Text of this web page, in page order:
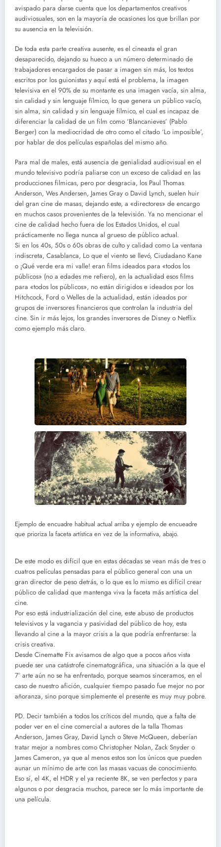
avispado para darse cuenta que los departamentos creativos
audiviosuales, son en la mayoría de ocasiones los que brillan por
su ausencia en la televisión.
De toda esta parte creativa ausente, es el cineasta el gran
desaparecido, dejando su hueco a un número determinado de
trabajadores encargados de pasar a imagen sin más, los textos
escritos por los guionistas y aquí está el problema, la imagen
televisiva en el 90% de su montante es una imagen vacía, sin alma,
sin calidad y sin lenguaje fílmico, lo que genera un público vacío,
sin alma, sin calidad y sin lenguaje fílmico, el cual es incapaz de
diferenciar la calidad de un film como ‘Blancanieves’ (Pablo
Berger) con la mediocridad de otro como el citado ‘Lo imposible’,
por hablar de dos películas españolas del mismo año.
Para mal de males, está ausencia de genialidad audiovisual en el
mundo televisivo podría paliarse con un exceso de calidad en las
producciones filmicas, pero por desgracia, los Paul Thomas
Anderson, Wes Andersen, James Gray o David Lynch, suelen huir
del gran cine de masas, dejando este, a «directores» de encargo
en muchos casos provenientes de la televisión. Ya no mencionar el
cine de calidad hecho fuera de los Estados Unidos, el cual
prácticamente no llega nunca al grueso de público actual.
Si en los 40s, 50s o 60s obras de culto y calidad como La ventana
indiscreta, Casablanca, Lo que el viento se llevó, Ciudadano Kane
o ¡Qué verde era mi valle! eran films ideados para «todos los
públicos» (no a edades me refiero), en la actualidad esos films
para «todos los públicos», no están dirigidos e ideados por los
Hitchcock, Ford o Welles de la actualidad, están ideados por
grupos de inversores financieros que controlan la industria del
cine. Sin ir más lejos, los grandes inversores de Disney o Netflix
como ejemplo más claro.
Ejemplo de encuadre habitual actual arriba y ejemplo de encueadre
que prioriza la faceta artística en vez de la informativa, abajo.
De este modo es difícil que en estas décadas se vean más de tres o
cuatros películas pensadas para el público general con una un
gran director de peso detrás, o lo que es lo mismo es difícil crear
público de calidad que mantenga viva la faceta más artística del
cine.
Por eso está industrialización del cine, este abuso de productos
televisivos y la vagancia y pasividad del público de hoy, esta
llevando al cine a la mayor crisis a la que podría enfrentarse: la
crisis creativa.
Desde Cinematte Fix avisamos de algo que a pocos años vista
puede ser una catástrofe cinematográfica, una situación a la que el
7° arte aún no se ha enfrentado, porque seamos sinceramos, en el
caso de nuestro afición, cualquier tiempo pasado fue mejor no por
añoranza, sino porque simplemente el presente es muy muy pobre.
PD. Decir también a todos los críticos del mundo, que a falta de
poder ver en el cine comercial a autores de la talla Thomas
Anderson, James Gray, David Lynch o Steve McQueen, deberían
tratar mejor a nombres como Christopher Nolan, Zack Snyder o
James Cameron, ya que al menos estos son los únicos que pueden
aunar un mínimo de arte con las masas vacuas de conocimiento.
Eso sí, el 4K, el HDR y el ya reciente 8K, se ven perfectos y para
algunos o por desgracia muchos, parece ser lo más importante de
una película.